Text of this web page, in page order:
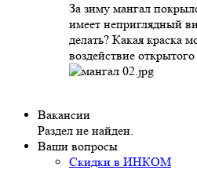
За зиму мангал
имеет неприглядный
делать? Какая краска
воздействие
Вакансии
Раздел не найден.
Ваши вопросы
Скидки в ИНКОМ